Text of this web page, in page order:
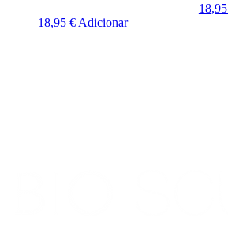
18,95 € Adicionar
18,95